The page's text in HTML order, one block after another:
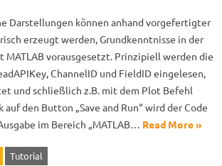
Darstellungen können anhand vorgefertigter
erzeugt werden, Grundkenntnisse in der
MATLAB vorausgesetzt. Prinzipiell werden die
ChannelID und FieldID eingelesen,
und schließlich z.B. mit dem Plot Befehl
den Button „Save and Run“ wird der Code
im Bereich „MATLAB… Read More »
Tutorial